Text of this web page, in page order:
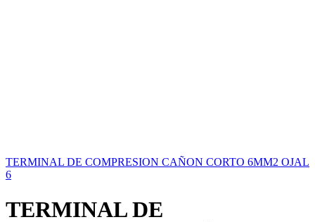
TERMINAL DE COMPRESION CAÑON CORTO 6MM2 OJAL
6
TERMINAL DE